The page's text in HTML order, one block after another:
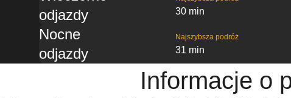
odjazdy
30 min
Nocne
odjazdy
Najszybsza podróż
31 min
Informacje o